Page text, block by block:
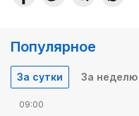
Популярное
За сутки За неделю
09:00